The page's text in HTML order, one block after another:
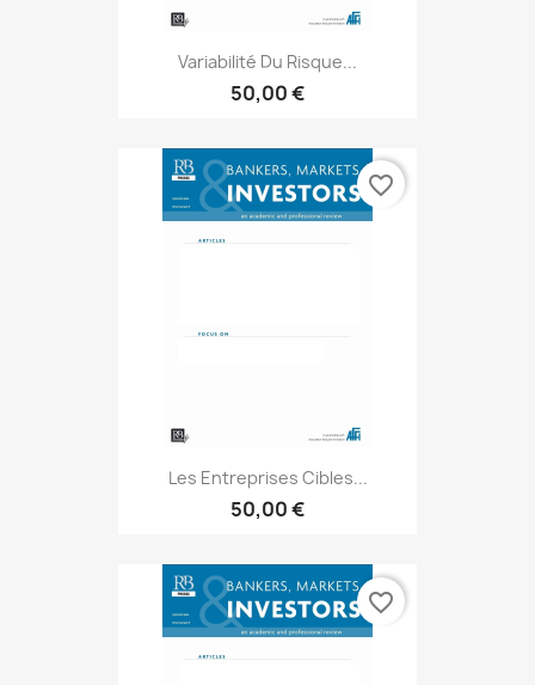
Variabilité Du Risque...
50,00 €
Les Entreprises Cibles...
50,00 €
favorite_border
favorite_border